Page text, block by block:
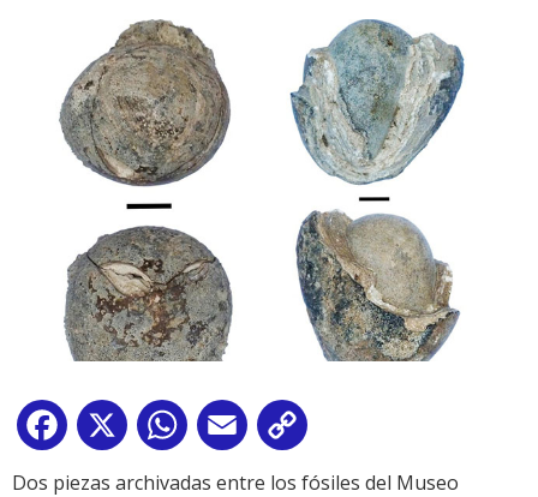
Facebook
X WhatsApp
Email
Link
Dos piezas archivadas entre los fósiles del Museo